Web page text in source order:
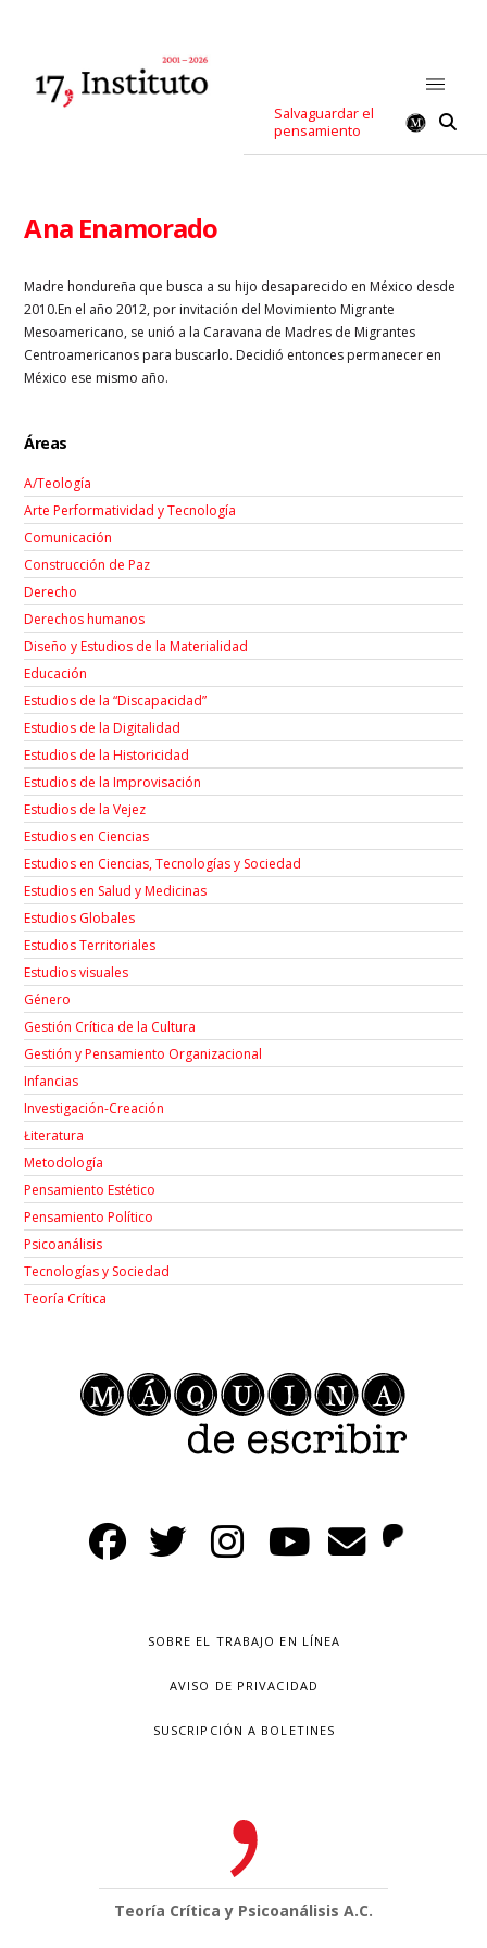
Salvaguardar el
pensamiento
Ana Enamorado
Madre hondureña que busca a su hijo desaparecido en México desde
2010.En el año 2012, por invitación del Movimiento Migrante
Mesoamericano, se unió a la Caravana de Madres de Migrantes
Centroamericanos para buscarlo. Decidió entonces permanecer en
México ese mismo año.
Áreas
A/Teología
Arte Performatividad y Tecnología
Comunicación
Construcción de Paz
Derecho
Derechos humanos
Diseño y Estudios de la Materialidad
Educación
Estudios de la “Discapacidad”
Estudios de la Digitalidad
Estudios de la Historicidad
Estudios de la Improvisación
Estudios de la Vejez
Estudios en Ciencias
Estudios en Ciencias, Tecnologías y Sociedad
Estudios en Salud y Medicinas
Estudios Globales
Estudios Territoriales
Estudios visuales
Género
Gestión Crítica de la Cultura
Gestión y Pensamiento Organizacional
Infancias
Investigación-Creación
Łiteratura
Metodología
Pensamiento Estético
Pensamiento Político
Psicoanálisis
Tecnologías y Sociedad
Teoría Crítica
SOBRE EL TRABAJO EN LÍNEA
AVISO DE PRIVACIDAD
SUSCRIPCIÓN A BOLETINES
Teoría Crítica y Psicoanálisis A.C.